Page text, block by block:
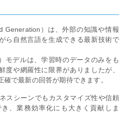
います。営業支援や経理自動化、技
クト事例も掲載しています。
Generation）は、外部の知識や情報
モデルは、学習時のデータのみをも